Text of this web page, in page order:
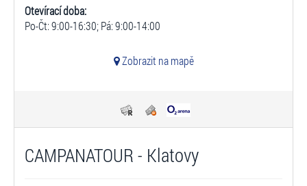
Otevírací doba:
Po-Čt: 9:00-16:30; Pá: 9:00-14:00
Zobrazit na mapě
CAMPANATOUR - Klatovy